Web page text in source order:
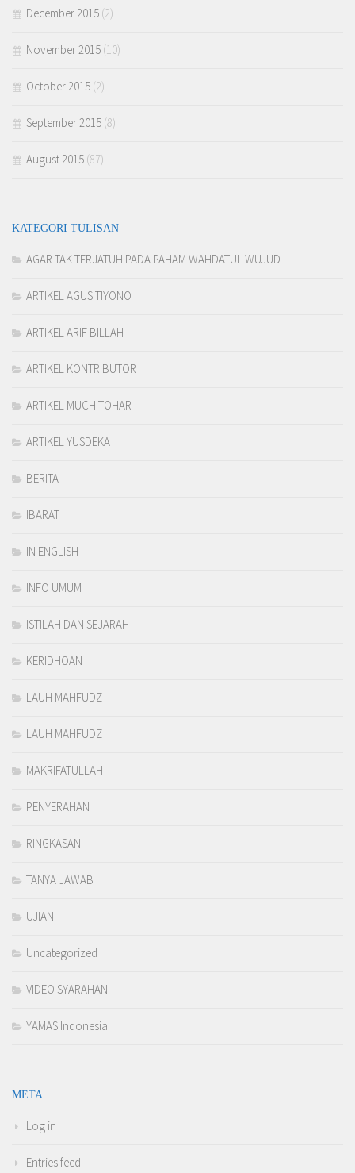
December 2015 (2)
November 2015 (10)
October 2015 (2)
September 2015 (8)
August 2015 (87)
KATEGORI TULISAN
AGAR TAK TERJATUH PADA PAHAM WAHDATUL WUJUD
ARTIKEL AGUS TIYONO
ARTIKEL ARIF BILLAH
ARTIKEL KONTRIBUTOR
ARTIKEL MUCH TOHAR
ARTIKEL YUSDEKA
BERITA
IBARAT
IN ENGLISH
INFO UMUM
ISTILAH DAN SEJARAH
KERIDHOAN
LAUH MAHFUDZ
LAUH MAHFUDZ
MAKRIFATULLAH
PENYERAHAN
RINGKASAN
TANYA JAWAB
UJIAN
Uncategorized
VIDEO SYARAHAN
YAMAS Indonesia
META
Log in
Entries feed